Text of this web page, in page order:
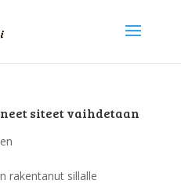
siteet vaihdetaan
rakentanut sillalle